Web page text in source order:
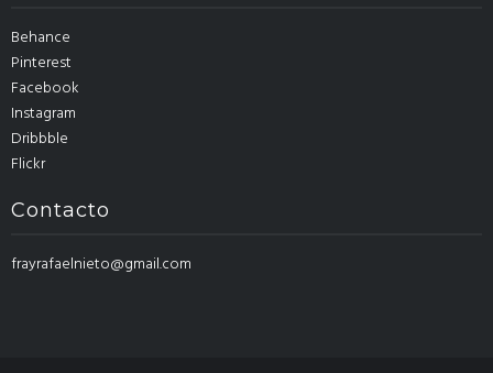
Behance
Pinterest
Facebook
Instagram
Dribbble
Flickr
Contacto
frayrafaelnieto@gmail.com